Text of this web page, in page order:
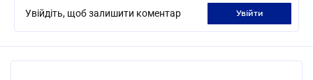
Увійдіть, щоб залишити коментар увійти